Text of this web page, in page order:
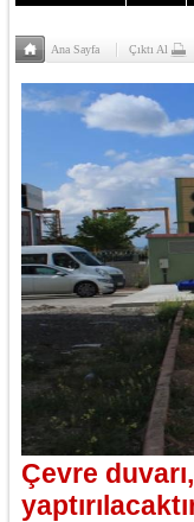
Ana Sayfa Çıktı Al
Çevre